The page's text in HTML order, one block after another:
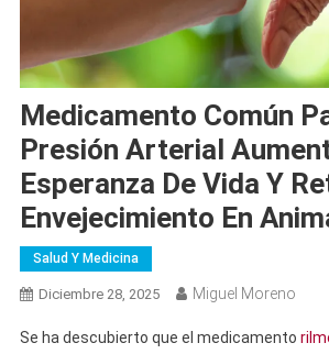
Medicamento Común
Presión Arterial
Esperanza De Vida Y
Envejecimiento En
Salud Y Medicina
Diciembre 28, 2025 Miguel Moreno
Se ha descubierto que el medicamento